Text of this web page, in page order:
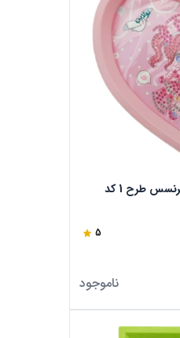
نقاشی الماسی قلبی سری پرنسس طرح 1 کد
5
ناموجود